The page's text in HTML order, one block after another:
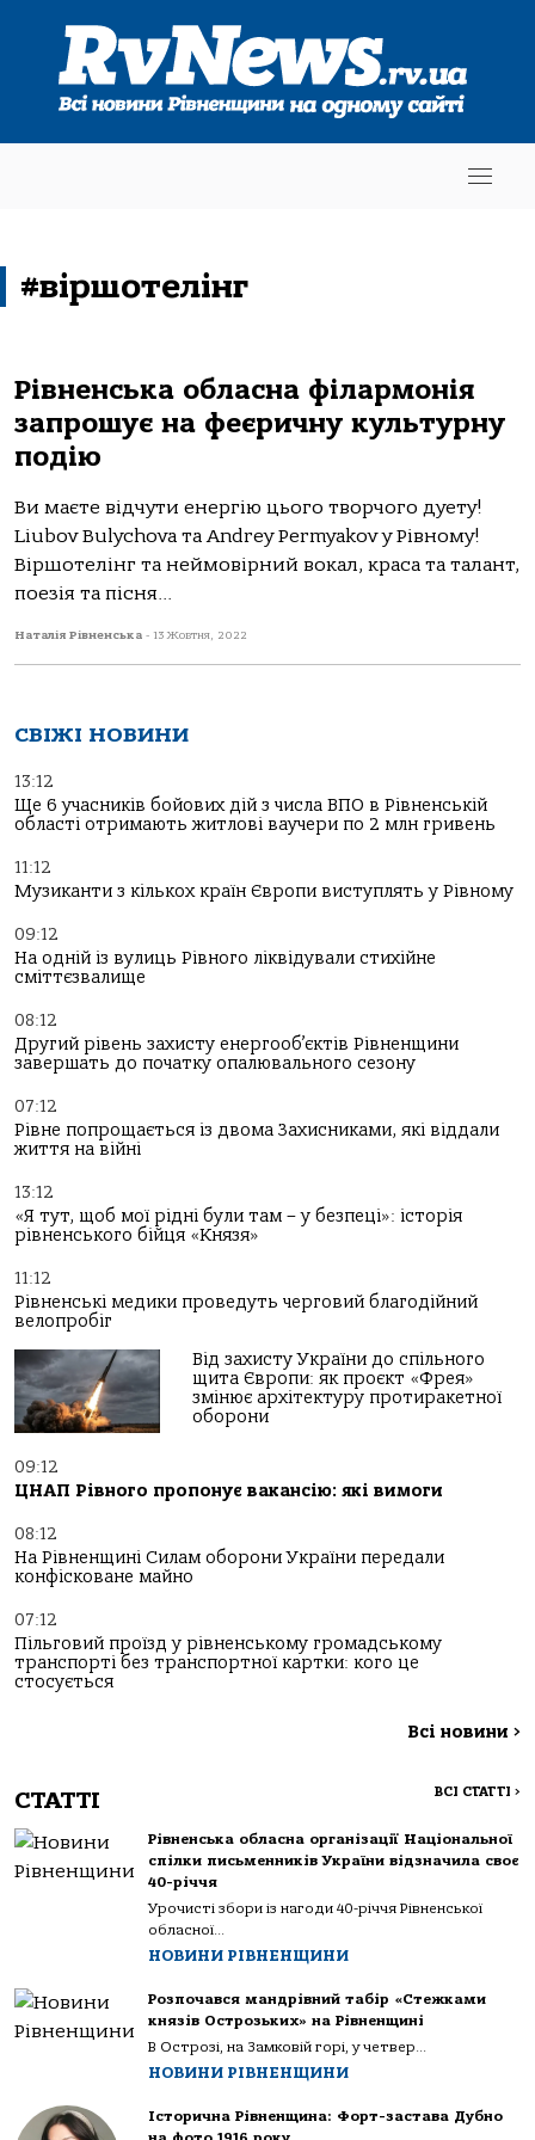
#віршотелінг
Рівненська обласна філармонія
запрошує на феєричну культурну
подію
Ви маєте відчути енергію цього творчого дуету!
Liubov Bulychova та Andrey Permyakov у Рівному!
Віршотелінг та неймовірний вокал, краса та талант,
поезія та пісня...
Наталія Рівненська - 13 Жовтня, 2022
СВІЖІ НОВИНИ
13:12
Ще 6 учасників бойових дій з числа ВПО в Рівненській
області отримають житлові ваучери по 2 млн гривень
11:12
Музиканти з кількох країн Європи виступлять у Рівному
09:12
На одній із вулиць Рівного ліквідували стихійне
сміттєзвалище
08:12
Другий рівень захисту енергооб’єктів Рівненщини
завершать до початку опалювального сезону
07:12
Рівне попрощається із двома Захисниками, які віддали
життя на війні
13:12
«Я тут, щоб мої рідні були там – у безпеці»: історія
рівненського бійця «Князя»
11:12
Рівненські медики проведуть черговий благодійний
велопробіг
Від захисту України до спільного
щита Європи: як проєкт «Фрея»
змінює архітектуру протиракетної
оборони
09:12
ЦНАП Рівного пропонує вакансію: які вимоги
08:12
На Рівненщині Силам оборони України передали
конфісковане майно
07:12
Пільговий проїзд у рівненському громадському
транспорті без транспортної картки: кого це
стосується
Всі новини >
СТАТТІ ВСІ СТАТТІ >
Рівненська обласна організації Національної
спілки письменників України відзначила своє
40-річчя
Урочисті збори із нагоди 40-річчя Рівненської
обласної...
НОВИНИ РІВНЕНЩИНИ
Розпочався мандрівний табір «Стежками
князів Острозьких» на Рівненщині
В Острозі, на Замковій горі, у четвер...
НОВИНИ РІВНЕНЩИНИ
Історична Рівненщина: Форт-застава Дубно